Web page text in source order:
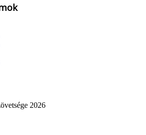
2026